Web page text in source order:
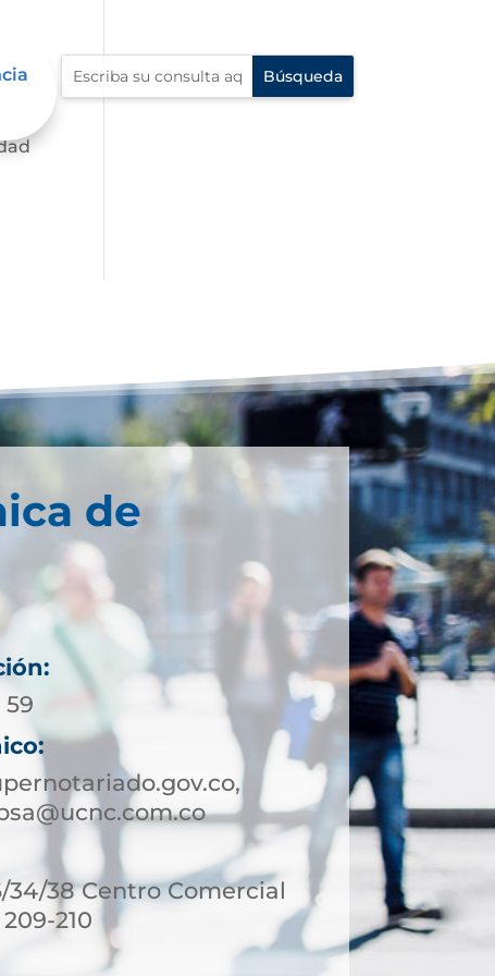
de
59
34/38 Centro Comercial
210